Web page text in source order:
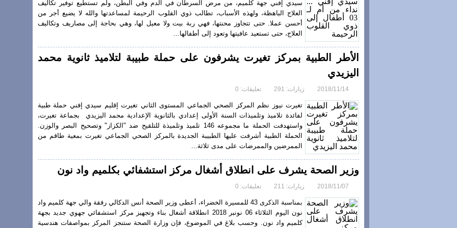
سيدي إفني جهة كلميم، من مرض السرطان في الدم وفي البطن، ولم تستطيع توفير تكاليف
العلاج الباهظة، ولهذه الأسباب، تطالب ذوي القلوب الرحيمة لمساعدتها والله لا يضيع أجر من
أحسن عملا. حتى تتجاوز محنتها، فهي ربة بيت ولا معيل لها، وهي بحاجة إلى مصاريف وتكاليف
العلاج، حتى تستعيد عافيتها وتعود إلى أطفالها...
الأطر الطبية بمركز تغيرت يشرفون على حملة طبيبة لتلاميذ ثانوية محمد
اليزيدي
2018/11/14 زيارات: 291 تعليقات: 0
تغيرت نيوز نظم المركز الصحي الجماعي المستوى الثاني تغيرت إقليم سيدي إفني حملة طبية
لفائدة تلاميذ وتلميذات السنة الأولى إعدادي بالثانوية الإعدادية محمد اليزيدي بجماعة تغيرت،
واستهدفت الحملة ما مجموعه 146 تلميذ وتلميذة للتلقيح ضد "الكزاز" وتصحيح البصر والوزن.
الحملة الطبية أشرفت عليها الطبيبة الجديدة بالمركز الصحي الجماعي تغيرت بمعية طاقم من
الممرضين والممرضات على مدى ثلاثة...
وزير الصحة يشرف على انطلاق أشغال مركز استشفائي بكلميم واد نون
2018/11/07 زيارات: 211 تعليقات: 0
بمناسبة الذكرى 43 للمسيرة الخضراء، أعطى وزير الصحة أنس الدكالي رفقة والي جهة كلميم واد
نون اليوم الثلاثاء 06 نونبر 2018 انطلاقة أشغال بناء وتجهيز مركز استشفائي جهوي جديد بجهة
كلميم واد نون. وحسب بلاغ في الموضوع، فإن وزارة الصحة ستنجز المركز بمواصفات هندسية